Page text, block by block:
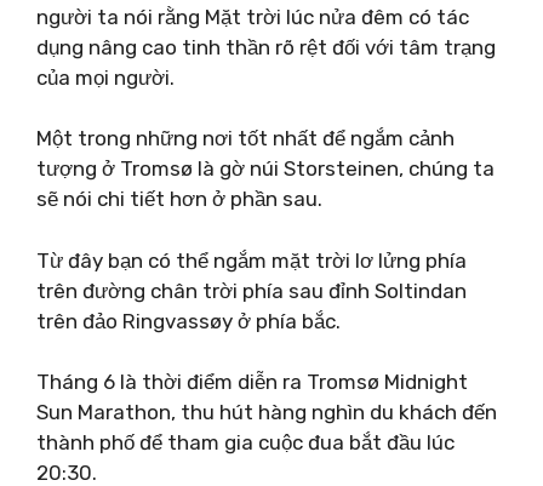
người ta nói rằng Mặt trời lúc nửa đêm có tác
dụng nâng cao tinh thần rõ rệt đối với tâm trạng
của mọi người.
Một trong những nơi tốt nhất để ngắm cảnh
tượng ở Tromsø là gờ núi Storsteinen, chúng ta
sẽ nói chi tiết hơn ở phần sau.
Từ đây bạn có thể ngắm mặt trời lơ lửng phía
trên đường chân trời phía sau đỉnh Soltindan
trên đảo Ringvassøy ở phía bắc.
Tháng 6 là thời điểm diễn ra Tromsø Midnight
Sun Marathon, thu hút hàng nghìn du khách đến
thành phố để tham gia cuộc đua bắt đầu lúc
20:30.